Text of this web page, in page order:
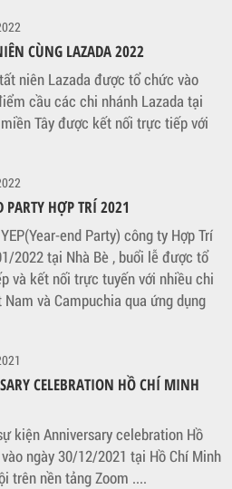
CÙNG LAZADA 2022
niên Lazada được tổ chức vào
cầu các chi nhánh Lazada tại
Tây được kết nối trực tiếp với
PARTY HỢP TRÍ 2021
end Party) công ty Hợp Trí
2022 tại Nhà Bè , buổi lễ được tổ
và kết nối trực tuyến với nhiều chi
và Campuchia qua ứng dụng
CELEBRATION HỒ CHÍ MINH
kiện Anniversary celebration Hồ
ngày 30/12/2021 tại Hồ Chí Minh
trên nền tảng Zoom ....